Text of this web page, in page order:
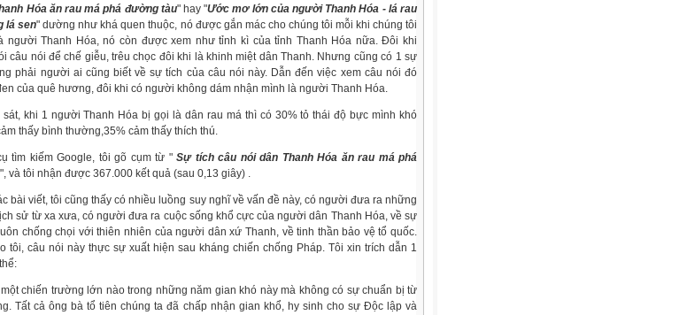
Hóa ăn rau má phá đường tàu" hay "Ước mơ lớn của người Thanh Hóa - lá rau
lá sen" dường như khá quen thuộc, nó được gắn mác cho chúng tôi mỗi khi chúng tôi
người Thanh Hóa, nó còn được xem như tỉnh kì của tỉnh Thanh Hóa nữa. Đôi khi
câu nói để chế giễu, trêu chọc đôi khi là khinh miệt dân Thanh. Nhưng cũng có 1 sự
phải người ai cũng biết về sự tích của câu nói này. Dẫn đến việc xem câu nói đó
của quê hương, đôi khi có người không dám nhận mình là người Thanh Hóa.
sát, khi 1 người Thanh Hóa bị gọi là dân rau má thì có 30% tỏ thái độ bực mình khó
thấy bình thường,35% cảm thấy thích thú.
tìm kiếm Google, tôi gõ cụm từ "Sự tích câu nói dân Thanh Hóa ăn rau má phá
", và tôi nhận được 367.000 kết quả (sau 0,13 giây) .
bài viết, tôi cũng thấy có nhiều luồng suy nghĩ về vấn đề này, có người đưa ra những
sử từ xa xưa, có người đưa ra cuộc sống khổ cực của người dân Thanh Hóa, về sự
chống chọi với thiên nhiên của người dân xứ Thanh, về tinh thần bảo vệ tổ quốc.
tôi, câu nói này thực sự xuất hiện sau kháng chiến chống Pháp. Tôi xin trích dẫn 1
chiến trường lớn nào trong những năm gian khó này mà không có sự chuẩn bị từ
Tất cả ông bà tổ tiên chúng ta đã chấp nhận gian khổ, hy sinh cho sự Độc lập và